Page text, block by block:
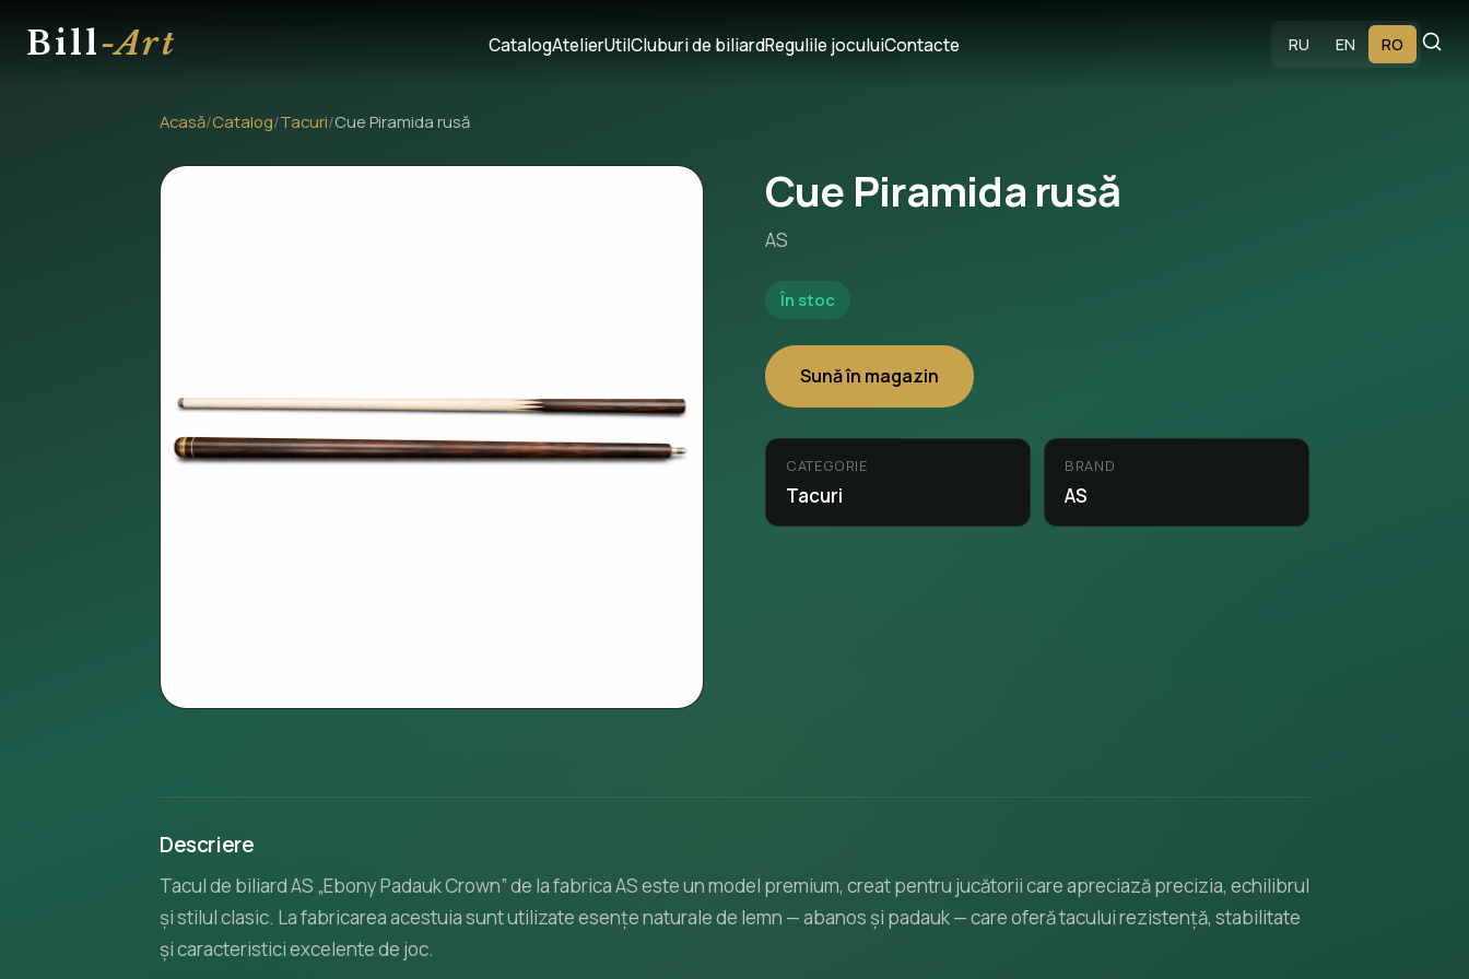
Bill-Art CatalogAtelierUtilCluburi de biliardRegulile joculuiContacte RU EN RO
Acasă/Catalog/Tacuri/Cue Piramida rusă
Cue Piramida rusă
AS
În stoc
Sună în magazin
CATEGORIE
Tacuri
BRAND
AS
Descriere
Tacul de biliard AS „Ebony Padauk Crown” de la fabrica AS este un model premium, creat pentru jucătorii care apreciază precizia, echilibrul
și stilul clasic. La fabricarea acestuia sunt utilizate esențe naturale de lemn — abanos și padauk — care oferă tacului rezistență, stabilitate
și caracteristici excelente de joc.